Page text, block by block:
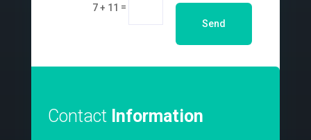
7 + 11 =
Send
Contact Information